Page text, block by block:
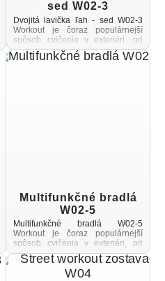
sed W02-3
Dvojitá lavička ľah - sed W02-3
Workout je čoraz populárnejší
spôsob cvičenia v exteriéri, pri
ktorom sa využíva najmä
hmotnosť vlastného tela Cvičenie
Multifunkčné bradlá
W02-5
Multifunkčné bradlá W02-5
Workout je čoraz populárnejší
spôsob cvičenia v exteriéri, pri
ktorom sa využíva najmä
hmotnosť vlastného tela Cvičenie
je pestré vďaka prostrediu na ...